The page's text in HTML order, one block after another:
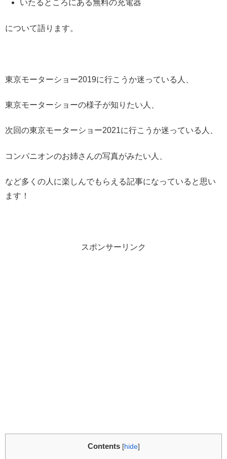
いたるところにある無料の充電器
について語ります。
東京モーターショー2019に行こうか迷っている人、
東京モーターショーの様子が知りたい人、
次回の東京モーターショー2021に行こうか迷っている人、
コンパニオンのお姉さんの写真がみたい人、
など多くの人に楽しんでもらえる記事になっていると思い
ます！
スポンサーリンク
Contents [hide]